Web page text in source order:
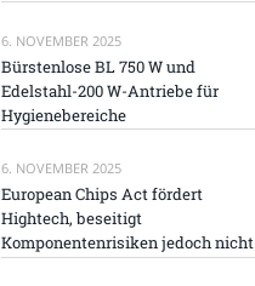
6. NOVEMBER 2025
Bürstenlose BL 750 W und
Edelstahl-200 W-Antriebe für
Hygienebereiche
6. NOVEMBER 2025
European Chips Act fördert
Hightech, beseitigt
Komponentenrisiken jedoch nicht